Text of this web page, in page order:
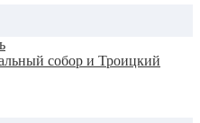
собор и Троицкий